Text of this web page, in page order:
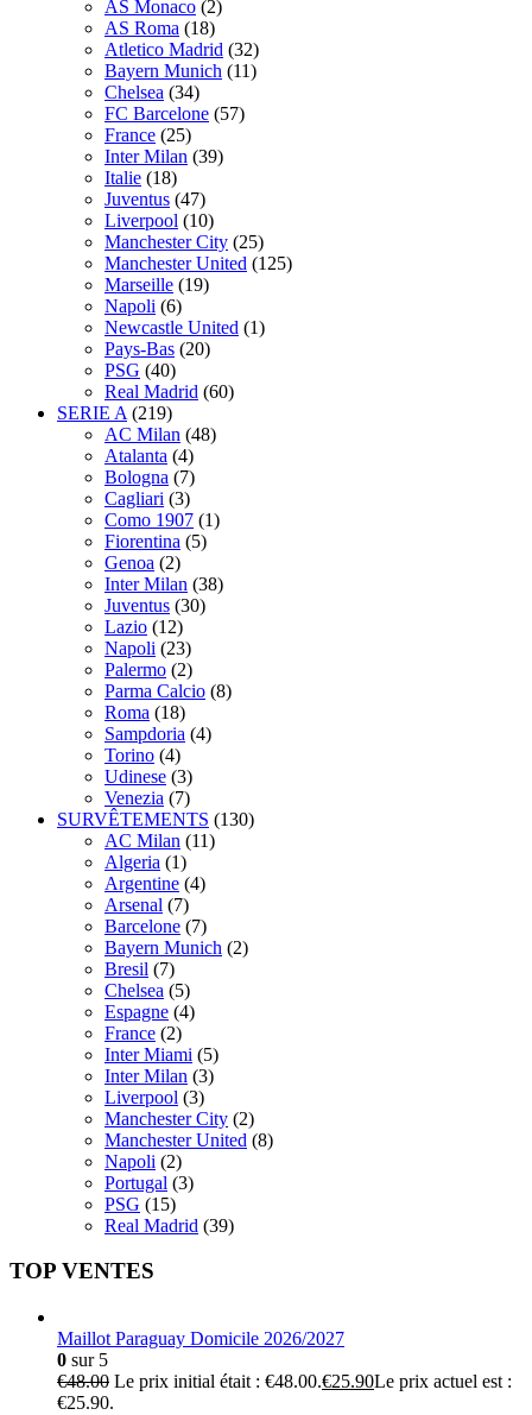
AS Monaco (2)
AS Roma (18)
Atletico Madrid (32)
Bayern Munich (11)
Chelsea (34)
FC Barcelone (57)
France (25)
Inter Milan (39)
Italie (18)
Juventus (47)
Liverpool (10)
Manchester City (25)
Manchester United (125)
Marseille (19)
Napoli (6)
Newcastle United (1)
Pays-Bas (20)
PSG (40)
Real Madrid (60)
SERIE A (219)
AC Milan (48)
Atalanta (4)
Bologna (7)
Cagliari (3)
Como 1907 (1)
Fiorentina (5)
Genoa (2)
Inter Milan (38)
Juventus (30)
Lazio (12)
Napoli (23)
Palermo (2)
Parma Calcio (8)
Roma (18)
Sampdoria (4)
Torino (4)
Udinese (3)
Venezia (7)
SURVÊTEMENTS (130)
AC Milan (11)
Algeria (1)
Argentine (4)
Arsenal (7)
Barcelone (7)
Bayern Munich (2)
Bresil (7)
Chelsea (5)
Espagne (4)
France (2)
Inter Miami (5)
Inter Milan (3)
Liverpool (3)
Manchester City (2)
Manchester United (8)
Napoli (2)
Portugal (3)
PSG (15)
Real Madrid (39)
TOP VENTES
Maillot Paraguay Domicile 2026/2027
0 sur 5
€48.00 Le prix initial était : €48.00.€25.90Le prix actuel est :
€25.90.